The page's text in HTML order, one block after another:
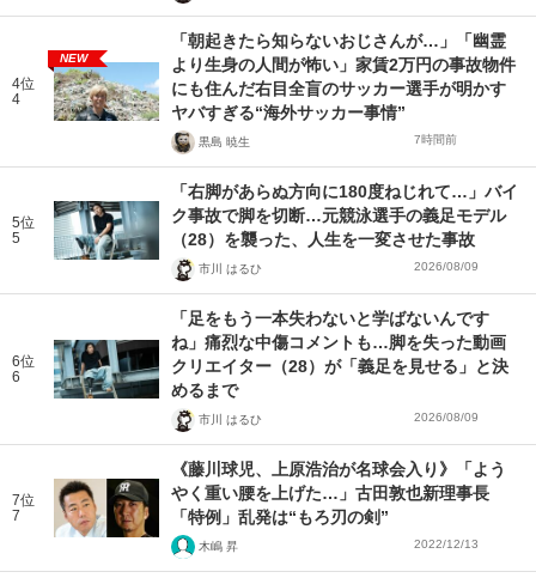
4位
4
NEW
「朝起きたら知らないおじさんが…」「幽霊
より生身の人間が怖い」家賃2万円の事故物件
にも住んだ右目全盲のサッカー選手が明かす
ヤバすぎる“海外サッカー事情”
黒島 暁生 7時間前
5位
5
「右脚があらぬ方向に180度ねじれて…」バイ
ク事故で脚を切断…元競泳選手の義足モデル
（28）を襲った、人生を一変させた事故
市川 はるひ 2026/08/09
6位
6
「足をもう一本失わないと学ばないんです
ね」痛烈な中傷コメントも…脚を失った動画
クリエイター（28）が「義足を見せる」と決
めるまで
市川 はるひ 2026/08/09
7位
7
《藤川球児、上原浩治が名球会入り》「よう
やく重い腰を上げた…」古田敦也新理事長
「特例」乱発は“もろ刃の剣”
木嶋 昇 2022/12/13